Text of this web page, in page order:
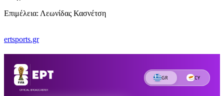
Επιμέλεια: Λεωνίδας Κασνέτση
ertsports.gr